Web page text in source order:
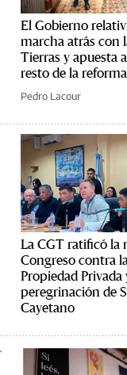
El Gobierno
marcha atrás con
Tierras y apuesta
resto de la reforma
Pedro Lacour
La CGT ratificó la
Congreso contra
Propiedad Privada
peregrinación de
Cayetano